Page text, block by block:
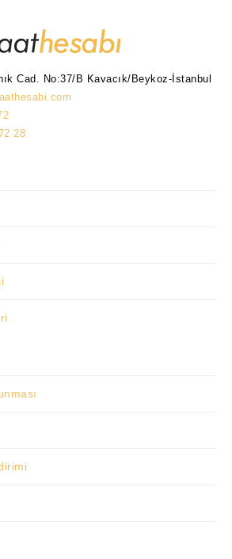
Cad. No:37/B Kavacık/Beykoz-İstanbul
28